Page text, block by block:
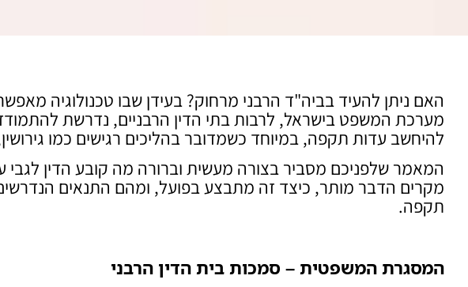
האם ניתן להעיד בביה"ד הרבני מרחוק? בעידן שבו טכנולוגיה
מערכת המשפט בישראל, לרבות בתי הדין הרבניים, נדרשת
להיחשב עדות תקפה, במיוחד כשמדובר בהליכים רגישים כמו גירושין,
המאמר שלפניכם מסביר בצורה מעשית וברורה מה קובע הדין לגבי
מקרים הדבר מותר, כיצד זה מתבצע בפועל, ומהם התנאים
תקפה.
המסגרת המשפטית – סמכות בית הדין הרבני